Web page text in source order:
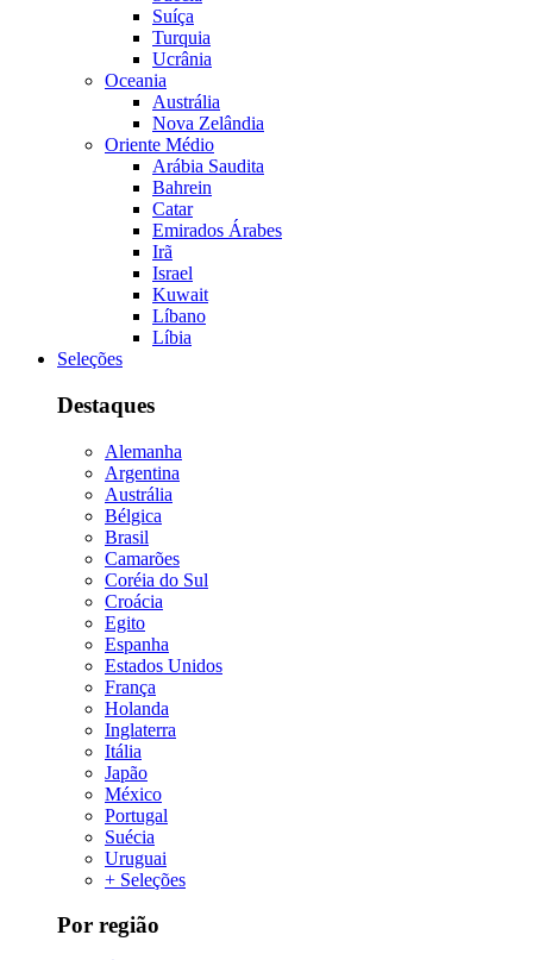
Suíça
Turquia
Ucrânia
Oceania
Austrália
Nova Zelândia
Oriente Médio
Arábia Saudita
Bahrein
Catar
Emirados Árabes
Irã
Israel
Kuwait
Líbano
Líbia
Seleções
Destaques
Alemanha
Argentina
Austrália
Bélgica
Brasil
Camarões
Coréia do Sul
Croácia
Egito
Espanha
Estados Unidos
França
Holanda
Inglaterra
Itália
Japão
México
Portugal
Suécia
Uruguai
+ Seleções
Por região